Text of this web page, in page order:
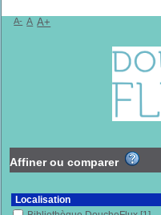
A- A A+
Affiner ou comparer
Localisation